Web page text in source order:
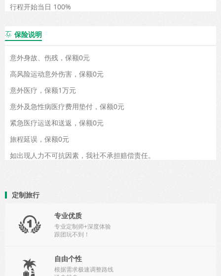
行程开始当日 100%
 保险说明
意外身故、伤残，保额0元
高风险运动意外伤害，保额0元
意外医疗，保额1万元
意外及急性病医疗费用垫付，保额0元
紧急医疗运送和送返，保额0元
旅程延误，保额0元
如出现人力不可抗因素，我社不承担赔偿责任。
定制旅行
 专业优质
专业定制师+深度体验
跟团玩不到！
 自由个性
根据需求极速调整路线